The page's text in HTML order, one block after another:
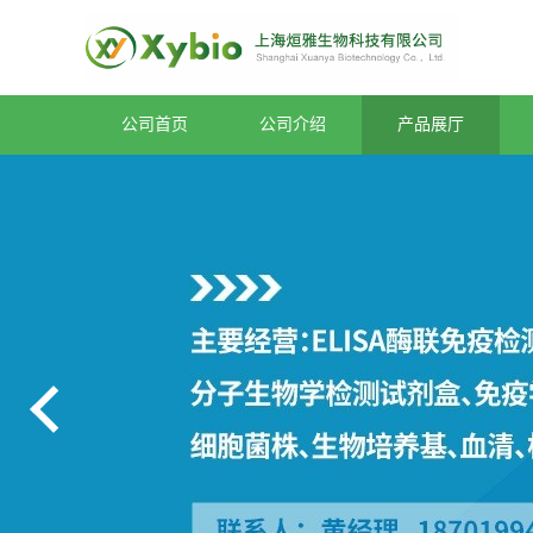
公司首页 公司介绍 产品展厅